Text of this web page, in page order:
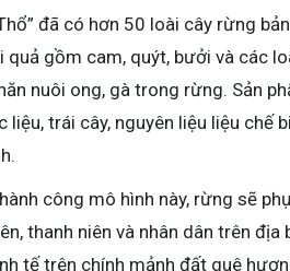
đã có hơn 50 loài cây rừng
gồm cam, quýt, bưởi và các
nuôi ong, gà trong rừng. Sản
trái cây, nguyên liệu liệu chế
công mô hình này, rừng sẽ
thanh niên và nhân dân trên địa
tế trên chính mảnh đất quê